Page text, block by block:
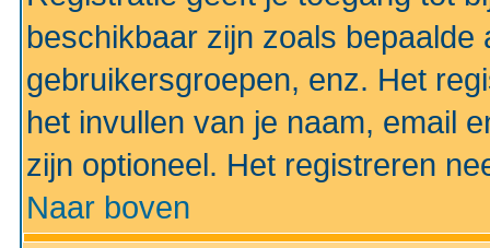
beschikbaar zijn zoals
gebruikersgroepen, enz. Het
het invullen van je naam, email
zijn optioneel. Het registreren
Naar boven